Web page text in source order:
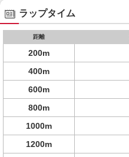
ラップタイム
距離
200m
400m
600m
800m
1000m
1200m